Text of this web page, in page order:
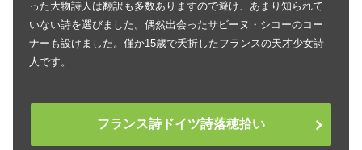
った大物詩人は翻訳も多数ありますので避け、あまり知られて
いない詩を選びました。偶然出会ったサビーヌ・シコーのコー
ナーも設けました。僅か15歳で夭折したフランスの天才少女詩
人です。
フランス詩ドイツ詩落穂拾い